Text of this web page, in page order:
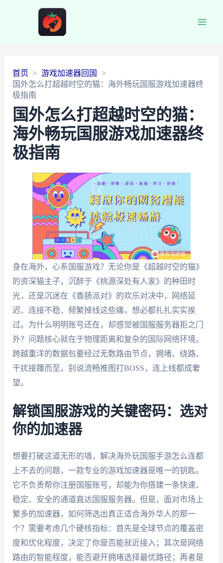
首页
游戏加速器回国
国外怎么打超越时空的猫：海外畅玩国服游戏加速器终
极指南
国外怎么打超越时空的猫：
海外畅玩国服游戏加速器终
极指南
身在海外，心系国服游戏？无论你是《超越时空的猫》
的资深猫主子，沉醉于《桃源深处有人家》的种田时
光，还是沉迷在《香肠派对》的欢乐对决中，网络延
迟、连接不稳、频繁掉线这些痛，想必都扎扎实实挨
过。为什么明明账号还在，却感觉被国服服务器拒之门
外？问题核心就在于物理距离和复杂的国际网络环境。
跨越重洋的数据包要经过无数路由节点，拥堵、绕路、
干扰接踵而至，别说流畅推图打BOSS，连上线都成奢
望。
解锁国服游戏的关键密码：选对
你的加速器
想要打破这道无形的墙，解决海外玩国服手游怎么连都
上不去的问题，一款专业的游戏加速器是唯一的钥匙。
它不负责帮你注册国服账号，却能为你搭建一条快速、
稳定、安全的通道直达国服服务器。但是，面对市场上
繁多的加速器，如何筛选出真正适合海外华人的那一
个？需要考虑几个硬核指标：首先是全球节点的覆盖密
度和优化程度，决定了你是否能就近接入；其次是网络
路由的智能程度，能否避开拥堵选择最优路径；再者是